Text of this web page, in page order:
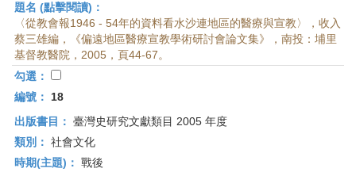
題名 (點擊閱讀)：
〈從教會報1946 - 54年的資料看水沙連地區的醫療與宣教〉，收入
蔡三雄編，《偏遠地區醫療宣教學術研討會論文集》，南投：埔里
基督教醫院，2005，頁44-67。
勾選：
編號：
18
出版書目： 臺灣史研究文獻類目 2005 年度
類別： 社會文化
時期(主題)： 戰後